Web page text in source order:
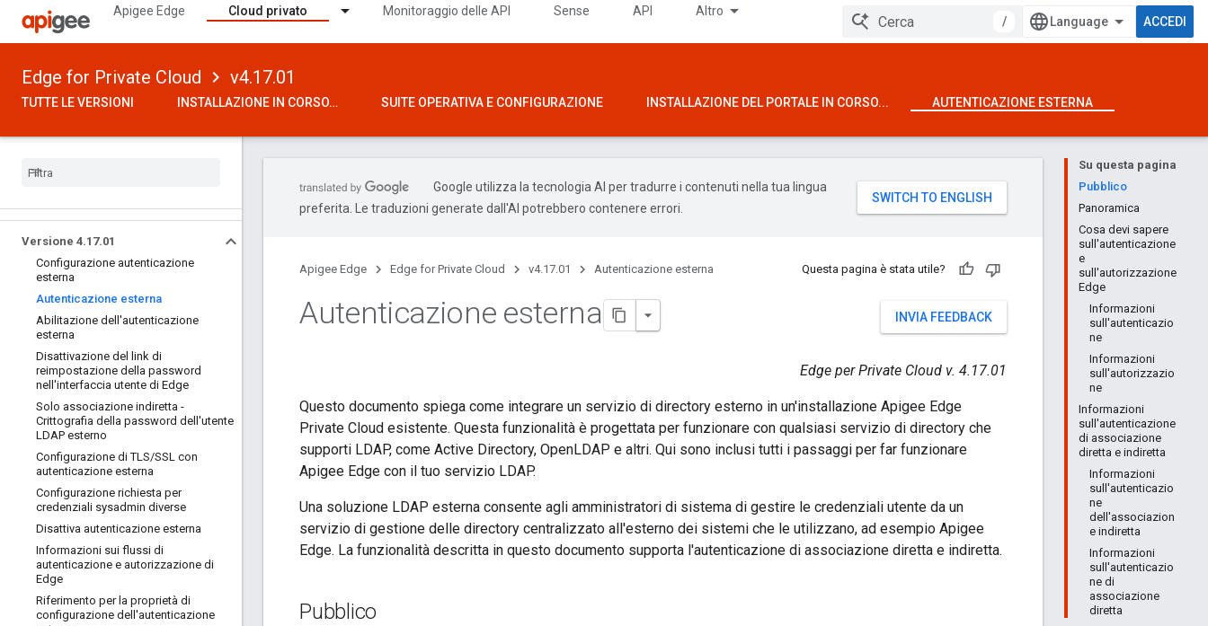
Apigee Edge Cloud privato Monitoraggio delle API Sense API Altro
/ ACCEDI
Edge for Private Cloud v4.17.01
TUTTE LE VERSIONI INSTALLAZIONE IN CORSO… SUITE OPERATIVA E CONFIGURAZIONE INSTALLAZIONE DEL PORTALE IN CORSO... AUTENTICAZIONE ESTERNA
Versione 4.17.01
Configurazione autenticazione
esterna
Autenticazione esterna
Abilitazione dell'autenticazione
esterna
Disattivazione del link di
reimpostazione della password
nell'interfaccia utente di Edge
Solo associazione indiretta -
Crittografia della password dell'utente
LDAP esterno
Configurazione di TLS/SSL con
autenticazione esterna
Configurazione richiesta per
credenziali sysadmin diverse
Disattiva autenticazione esterna
Informazioni sui flussi di
autenticazione e autorizzazione di
Edge
Riferimento per la proprietà di
configurazione dell'autenticazione
Su questa pagina
Pubblico
Panoramica
Cosa devi sapere
sull'autenticazione
e
sull'autorizzazione
Edge
Informazioni
sull'autenticazio
ne
Informazioni
sull'autorizzazio
ne
Informazioni
sull'autenticazione
di associazione
diretta e indiretta
Informazioni
sull'autenticazio
ne
dell'associazion
e indiretta
Informazioni
sull'autenticazio
ne di
associazione
diretta
Google utilizza la tecnologia AI per tradurre i contenuti nella tua lingua
preferita. Le traduzioni generate dall'AI potrebbero contenere errori.
Apigee Edge Edge for Private Cloud v4.17.01 Autenticazione esterna Questa pagina è stata utile?
INVIA FEEDBACK
Autenticazione esterna
Edge per Private Cloud v. 4.17.01
Questo documento spiega come integrare un servizio di directory esterno in un'installazione Apigee Edge
Private Cloud esistente. Questa funzionalità è progettata per funzionare con qualsiasi servizio di directory che
supporti LDAP, come Active Directory, OpenLDAP e altri. Qui sono inclusi tutti i passaggi per far funzionare
Apigee Edge con il tuo servizio LDAP.
Una soluzione LDAP esterna consente agli amministratori di sistema di gestire le credenziali utente da un
servizio di gestione delle directory centralizzato all'esterno dei sistemi che le utilizzano, ad esempio Apigee
Edge. La funzionalità descritta in questo documento supporta l'autenticazione di associazione diretta e indiretta.
Pubblico